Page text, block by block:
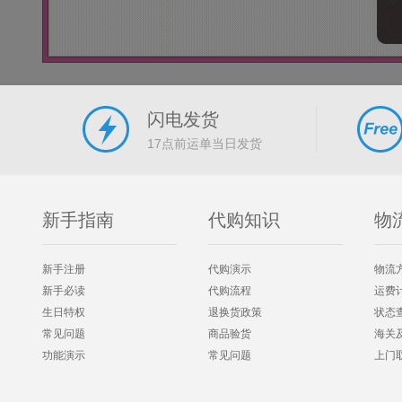
闪电发货
17点前运单当日发货
新手指南
新手注册
新手必读
生日特权
常见问题
功能演示
代购知识
代购演示
代购流程
退换货政策
商品验货
常见问题
物
物流
运费
状态
海关
上门